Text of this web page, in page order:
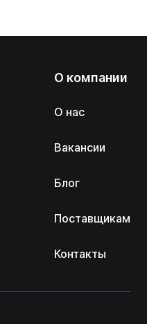
О компании
О нас
Вакансии
Блог
Поставщикам
Контакты